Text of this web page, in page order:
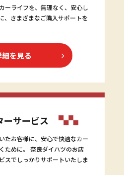
ーライフを、無理なく、安心し
、さまざまなご購入サポートを
細を見る
ーサービス
たお客様に、安心で快適なカー
ために。 奈良ダイハツのお店
スでしっかりサポートいたしま